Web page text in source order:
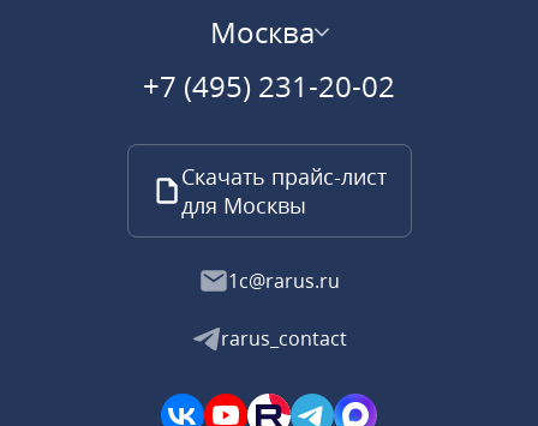
Москва
+7 (495) 231-20-02
Скачать прайс-лист
для Москвы
1c@rarus.ru
rarus_contact